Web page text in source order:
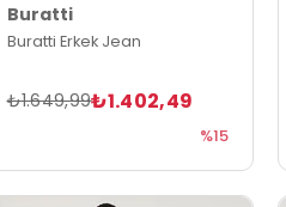
Buratti
Buratti Erkek Jean
₺1.402,49
₺1.649,99
%15